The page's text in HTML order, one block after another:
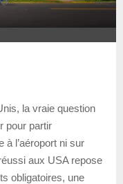
la vraie question
pour partir
l’aéroport ni sur
aux USA repose
obligatoires, une